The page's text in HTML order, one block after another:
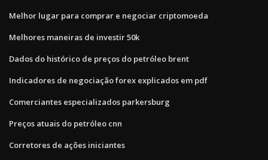
Melhor lugar para comprar e negociar criptomoeda
Melhores maneiras de investir 50k
Dados do histórico de preços do petróleo brent
Indicadores de negociação forex explicados em pdf
Comerciantes especializados parkersburg
Preços atuais do petróleo cnn
Corretores de ações iniciantes